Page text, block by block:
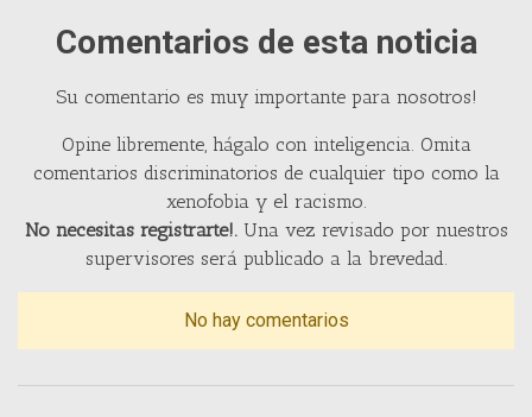
Comentarios de esta noticia
Su comentario es muy importante para nosotros!
Opine libremente, hágalo con inteligencia. Omita
comentarios discriminatorios de cualquier tipo como la
xenofobia y el racismo.
No necesitas registrarte!.Una vez revisado por nuestros
supervisores será publicado a la brevedad.
No hay comentarios